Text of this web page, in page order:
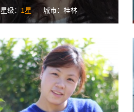
星级： 1星 城市：桂林